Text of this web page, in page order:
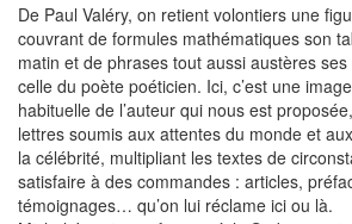
De Paul Valéry, on retient volontiers une
couvrant de formules mathématiques son
matin et de phrases tout aussi austères ses
celle du poète poéticien. Ici, c’est une
habituelle de l’auteur qui nous est
lettres soumis aux attentes du monde et
la célébrité, multipliant les textes de
satisfaire à des commandes : articles,
témoignages… qu’on lui réclame ici ou là.